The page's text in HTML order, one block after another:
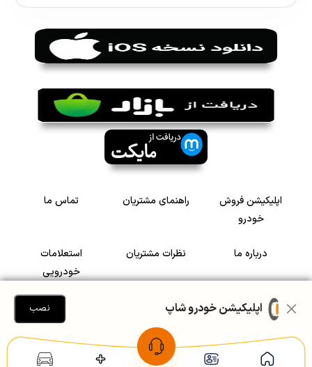
اپلیکیشن فروش
خودرو
راهنمای مشتریان تماس ما
درباره ما نظرات مشتریان
استعلامات
خودرویی
سرمایه گذاری در
رضایت مشتریاناپلیکیشن خودرو شاپ نصب